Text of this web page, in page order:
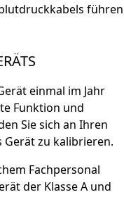
führen
einmal im Jahr
Funktion und
Sie sich an Ihren
Gerät zu kalibrieren.
Fachpersonal
der Klasse A und